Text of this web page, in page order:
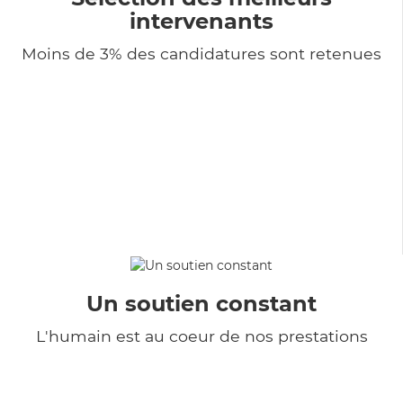
intervenants
Moins de 3% des candidatures sont retenues
Un soutien constant
L'humain est au coeur de nos prestations